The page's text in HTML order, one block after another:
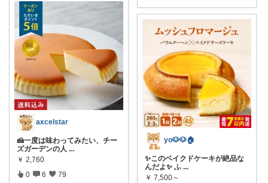
axcelstar
🍰一度は味わってみたい、チー
ズガーデンの人 ...
￥ 2,760
0 6 79
yo🐶🐶🏠
✨このベイクドケーキが絶品な
んだよ✨ ふ ...
￥ 7,500～